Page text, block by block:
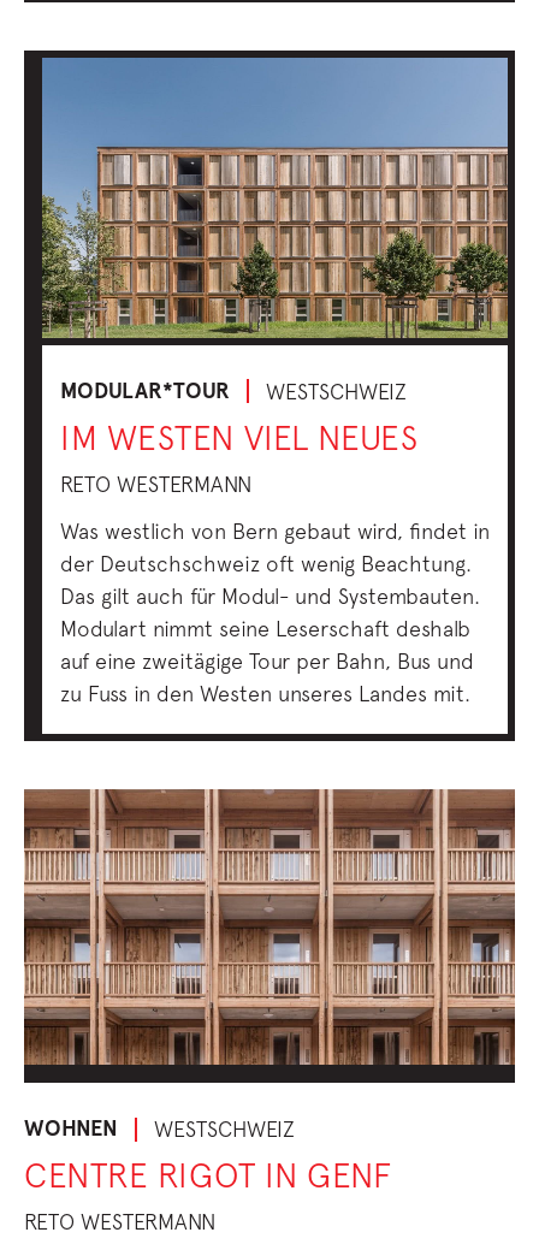
MODULAR*TOUR WESTSCHWEIZ
IM WESTEN VIEL NEUES
RETO WESTERMANN
Was westlich von Bern gebaut wird, findet in
der Deutschschweiz oft wenig Beachtung.
Das gilt auch für Modul- und Systembauten.
Modulart nimmt seine Leserschaft deshalb
auf eine zweitägige Tour per Bahn, Bus und
zu Fuss in den Westen unseres Landes mit.
WOHNEN WESTSCHWEIZ
CENTRE RIGOT IN GENF
RETO WESTERMANN